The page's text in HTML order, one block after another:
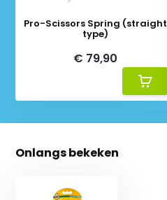
Pro-Scissors Spring (straight
type)
€ 79,90
Onlangs bekeken